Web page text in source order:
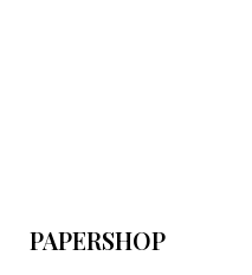
PAPERSHOP